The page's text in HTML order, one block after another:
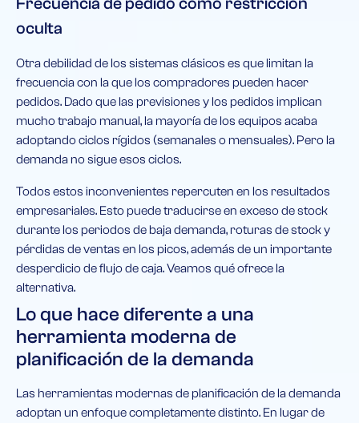
oculta
Otra debilidad de los sistemas clásicos es que limitan la
frecuencia con la que los compradores pueden hacer
pedidos. Dado que las previsiones y los pedidos implican
mucho trabajo manual, la mayoría de los equipos acaba
adoptando ciclos rígidos (semanales o mensuales). Pero la
demanda no sigue esos ciclos.
Todos estos inconvenientes repercuten en los resultados
empresariales. Esto puede traducirse en exceso de stock
durante los periodos de baja demanda, roturas de stock y
pérdidas de ventas en los picos, además de un importante
desperdicio de flujo de caja. Veamos qué ofrece la
alternativa.
Lo que hace diferente a una
herramienta moderna de
planificación de la demanda
Las herramientas modernas de planificación de la demanda
adoptan un enfoque completamente distinto. En lugar de